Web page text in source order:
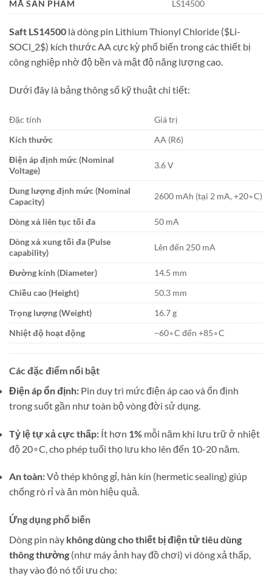
MÃ SẢN PHẨM LS14500
Saft LS14500 là dòng pin Lithium Thionyl Chloride ($Li-
SOCl_2$) kích thước AA cực kỳ phổ biến trong các thiết bị
công nghiệp nhờ độ bền và mật độ năng lượng cao.
Dưới đây là bảng thông số kỹ thuật chi tiết:
Đặc tính
Giá trị
Kích thước
AA (R6)
Điện áp định mức (Nominal
Voltage)
3.6V
Dung lượng định mức (Nominal
Capacity)
2600 mAh (tại 2 mA,+20∘C)
Dòng xả liên tục tối đa 50 mA
Dòng xả xung tối đa (Pulse
capability)
Lên đến 250 mA
Đường kính (Diameter) 14.5 mm
Chiều cao (Height)
50.3 mm
Trọng lượng (Weight)
16.7g
Nhiệt độ hoạt động
−60∘C đến+85∘C
Các đặc điểm nổi bật
Điện áp ổn định: Pin duy trì mức điện áp cao và ổn định
trong suốt gần như toàn bộ vòng đời sử dụng.
Tỷ lệ tự xả cực thấp: Ít hơn 1% mỗi năm khi lưu trữ ở nhiệt
độ 20∘C , cho phép tuổi thọ lưu kho lên đến 10-20 năm.
An toàn:Vỏ thép không gỉ, hàn kín (hermetic sealing) giúp
chống rò rỉ và ăn mòn hiệu quả.
Ứng dụng phổ biến
Dòng pin này không dùng cho thiết bị điện tử tiêu dùng
thông thường (như máy ảnh hay đồ chơi) vì dòng xả thấp,
thay vào đó nó tối ưu cho: